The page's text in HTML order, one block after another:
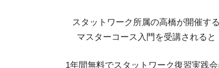
スタットワーク所属の高橋が開催する
マスターコース入門を受講されると
1年間無料でスタットワーク復習実践会